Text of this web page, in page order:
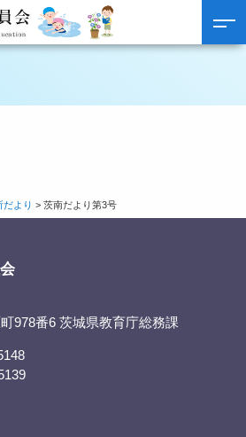
だより > 茨南だより第3号
978番6 茨城県教育庁総務課